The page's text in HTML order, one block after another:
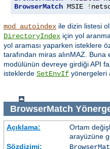
BrowserMatch MSIE !
mod_autoindex ile dizin listesi
DirectoryIndex için yol
yol araması yaparken isteklere
tarafından miras alınMAZ. Buna
modülünün devreye girdiği API
isteklerde SetEnvIf yönergeleri
BrowserMatch
Açıklama:
Ortam
arayüzüne
Sözdizimi: